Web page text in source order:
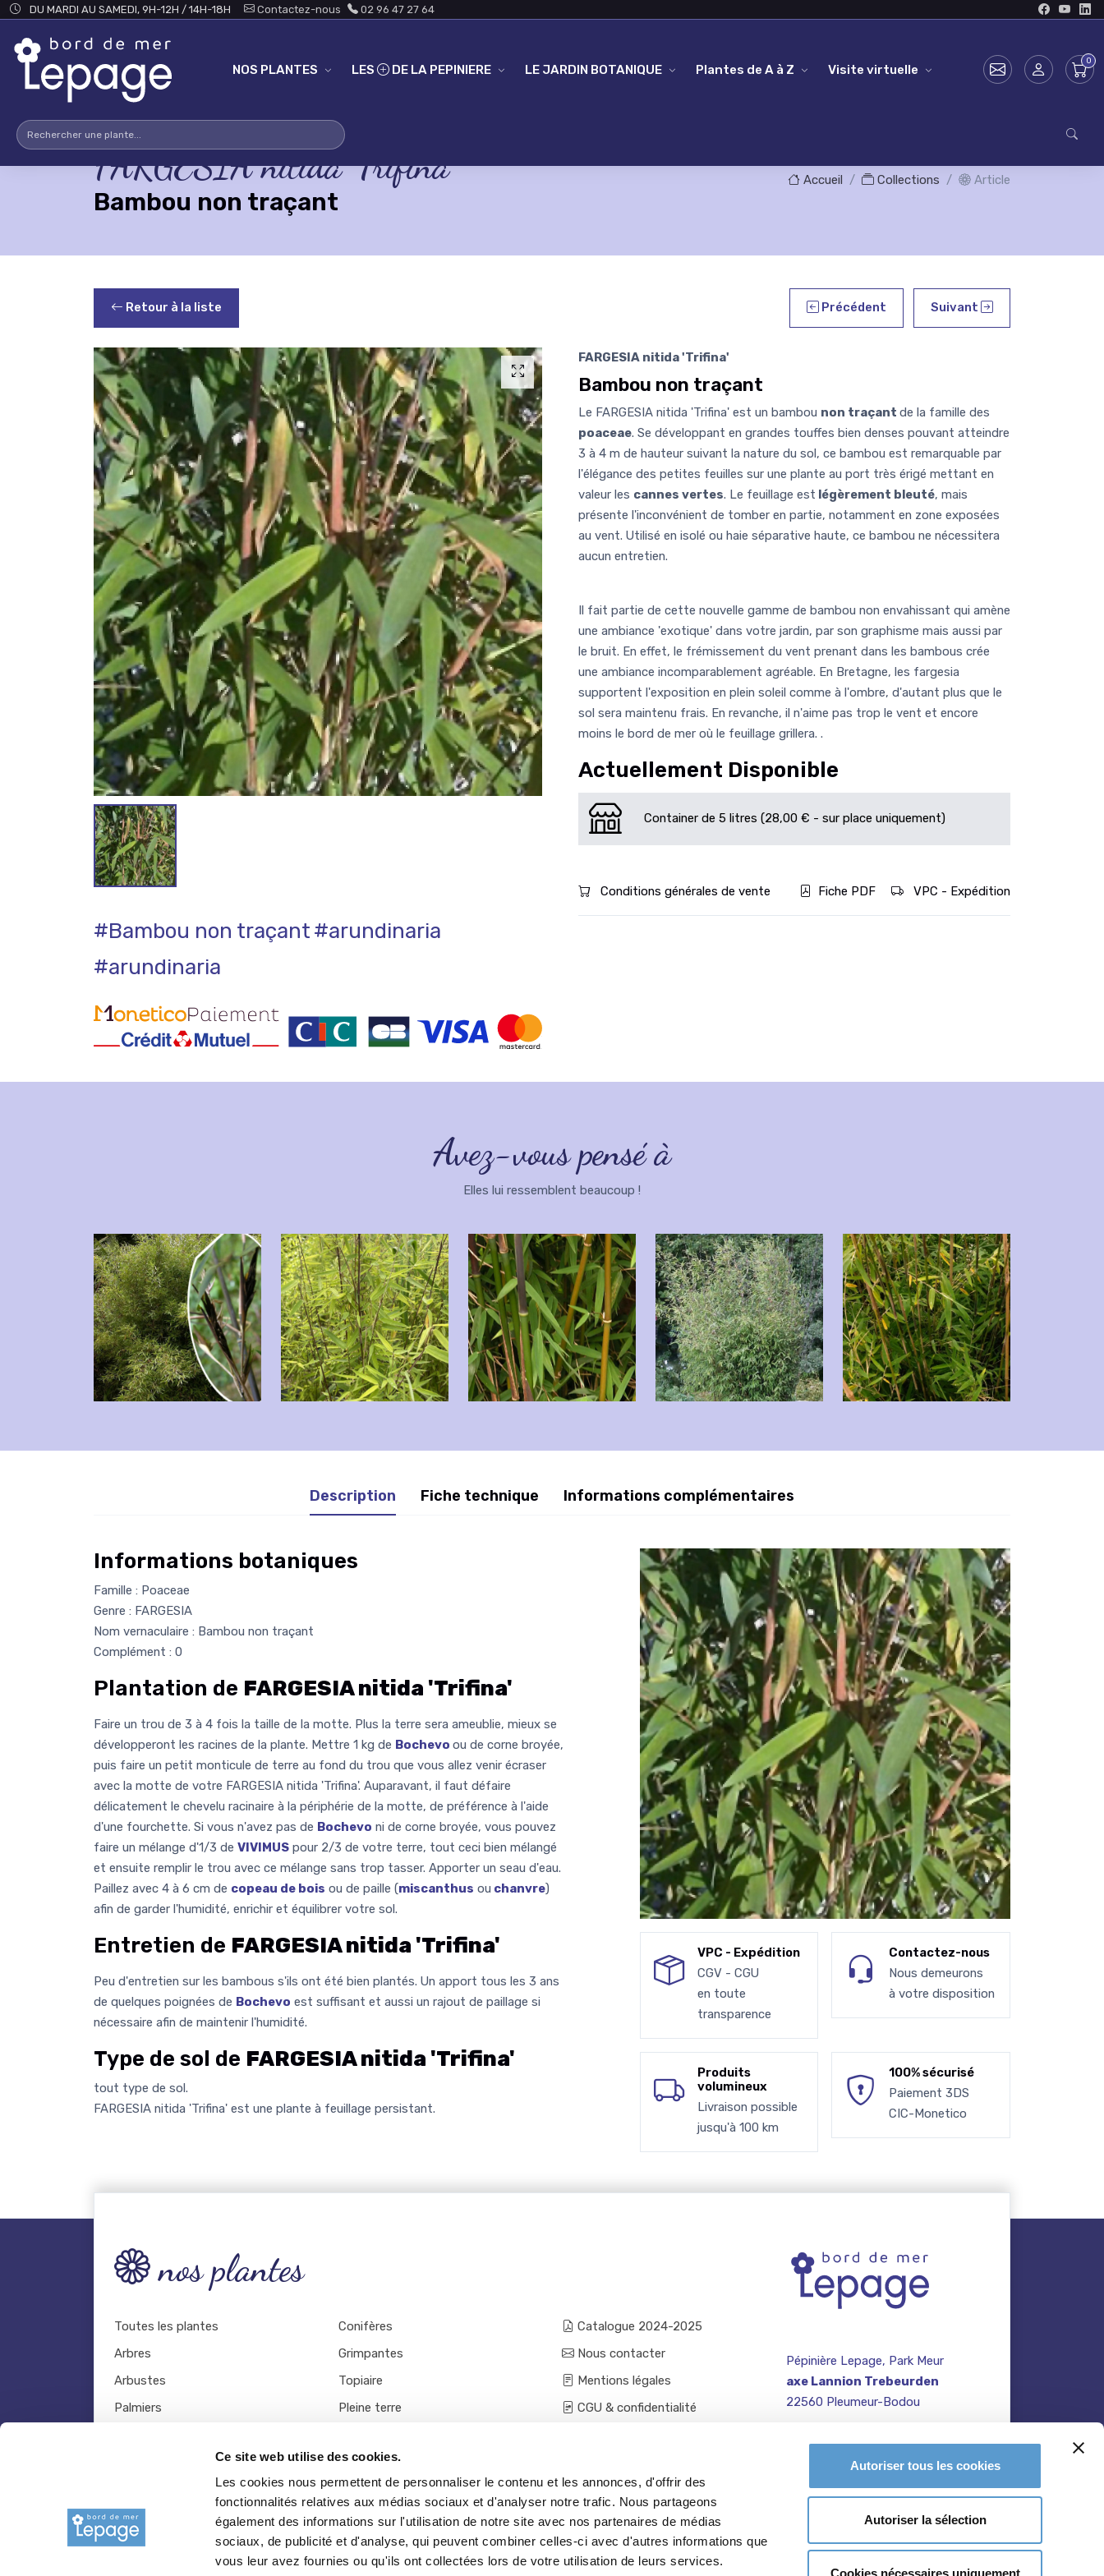
Ce site web utilise des cookies.
Les cookies nous permettent de personnaliser le contenu et les annonces, d'offrir des
fonctionnalités relatives aux médias sociaux et d'analyser notre trafic. Nous partageons
également des informations sur l'utilisation de notre site avec nos partenaires de médias
sociaux, de publicité et d'analyse, qui peuvent combiner celles-ci avec d'autres informations que
vous leur avez fournies ou qu'ils ont collectées lors de votre utilisation de leurs services.
Autoriser tous les cookies
Autoriser la sélection
Cookies nécessaires uniquement
Skip to main content
DU MARDI AU SAMEDI, 9H-12H / 14H-18H Contactez-nous 02 96 47 27 64
NOS PLANTES LES DE LA PEPINIERE LE JARDIN BOTANIQUE Plantes de A à Z Visite virtuelle
FARGESIA nitida 'Trifina'
Bambou non traçant
Accueil Collections Article
Retour à la liste Précédent Suivant
#Bambou non traçant#arundinaria
#arundinaria
FARGESIA nitida 'Trifina'
Bambou non traçant
Le FARGESIA nitida 'Trifina' est un bambou non traçant de la famille des
poaceae. Se développant en grandes touffes bien denses pouvant atteindre
3 à 4 m de hauteur suivant la nature du sol, ce bambou est remarquable par
l'élégance des petites feuilles sur une plante au port très érigé mettant en
valeur les cannes vertes. Le feuillage est légèrement bleuté, mais
présente l'inconvénient de tomber en partie, notamment en zone exposées
au vent. Utilisé en isolé ou haie séparative haute, ce bambou ne nécessitera
aucun entretien.
Il fait partie de cette nouvelle gamme de bambou non envahissant qui amène
une ambiance 'exotique' dans votre jardin, par son graphisme mais aussi par
le bruit. En effet, le frémissement du vent prenant dans les bambous crée
une ambiance incomparablement agréable. En Bretagne, les fargesia
supportent l'exposition en plein soleil comme à l'ombre, d'autant plus que le
sol sera maintenu frais. En revanche, il n'aime pas trop le vent et encore
moins le bord de mer où le feuillage grillera. .
Actuellement Disponible
Container de 5 litres (28,00 € - sur place uniquement)
Conditions générales de vente Fiche PDF VPC - Expédition
Avez-vous pensé à
Elles lui ressemblent beaucoup !
Description Fiche technique Informations complémentaires
Informations botaniques
Famille : Poaceae
Genre : FARGESIA
Nom vernaculaire : Bambou non traçant
Complément : 0
Plantation de FARGESIA nitida 'Trifina'
Faire un trou de 3 à 4 fois la taille de la motte. Plus la terre sera ameublie, mieux se
développeront les racines de la plante. Mettre 1 kg de Bochevo ou de corne broyée,
puis faire un petit monticule de terre au fond du trou que vous allez venir écraser
avec la motte de votre FARGESIA nitida 'Trifina'. Auparavant, il faut défaire
délicatement le chevelu racinaire à la périphérie de la motte, de préférence à l'aide
d'une fourchette. Si vous n'avez pas de Bochevo ni de corne broyée, vous pouvez
faire un mélange d'1/3 de VIVIMUS pour 2/3 de votre terre, tout ceci bien mélangé
et ensuite remplir le trou avec ce mélange sans trop tasser. Apporter un seau d'eau.
Paillez avec 4 à 6 cm de copeau de bois ou de paille (miscanthus ou chanvre)
afin de garder l'humidité, enrichir et équilibrer votre sol.
Entretien de FARGESIA nitida 'Trifina'
Peu d'entretien sur les bambous s'ils ont été bien plantés. Un apport tous les 3 ans
de quelques poignées de Bochevo est suffisant et aussi un rajout de paillage si
nécessaire afin de maintenir l'humidité.
Type de sol de FARGESIA nitida 'Trifina'
tout type de sol.
FARGESIA nitida 'Trifina' est une plante à feuillage persistant.
VPC - Expédition
CGV - CGU
en toute
transparence
Contactez-nous
Nous demeurons
à votre disposition
Produits
volumineux
Livraison possible
jusqu'à 100 km
100% sécurisé
Paiement 3DS
CIC-Monetico
nos plantes
Toutes les plantes
Arbres
Arbustes
Palmiers
Rosiers
Conifères
Grimpantes
Topiaire
Pleine terre
Vivaces
Outils et accessoires
Catalogue 2024-2025
Nous contacter
Mentions légales
CGU & confidentialité
Pépinière Lepage, Park Meur
axe Lannion Trebeurden
22560 Pleumeur-Bodou
bretagne.fr
02 96 47 27 64